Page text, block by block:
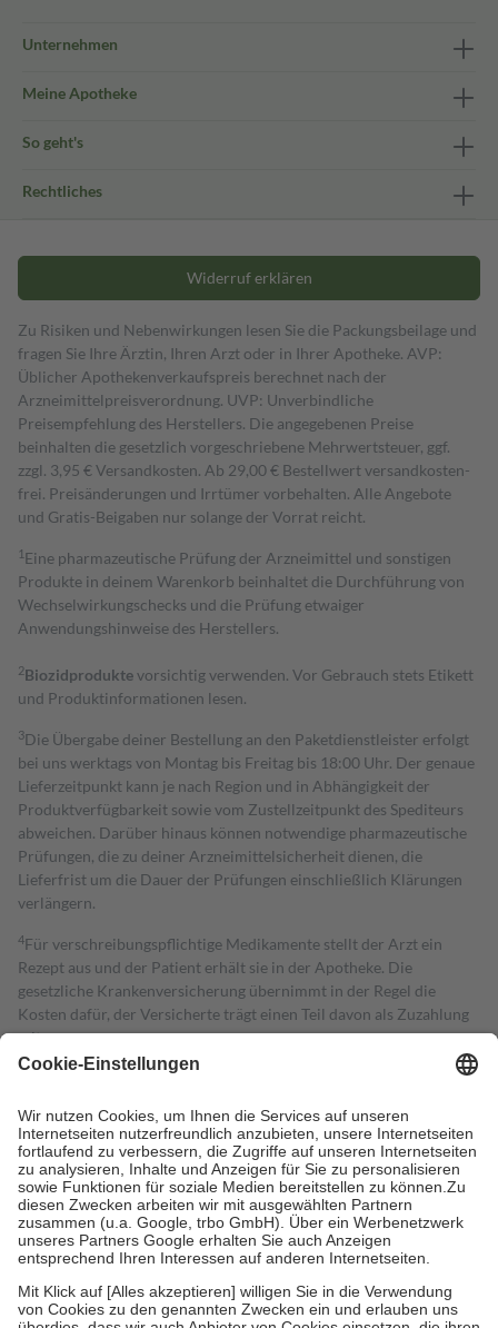
Unternehmen
Meine Apotheke
So geht's
Rechtliches
Widerruf erklären
Zu Risiken und Nebenwirkungen lesen Sie die Packungsbeilage und
fragen Sie Ihre Ärztin, Ihren Arzt oder in Ihrer Apotheke. AVP:
Üblicher Apothekenverkaufspreis berechnet nach der
Arzneimittelpreisverordnung. UVP: Unverbindliche
Preisempfehlung des Herstellers. Die angegebenen Preise
beinhalten die gesetzlich vorgeschriebene Mehrwertsteuer, ggf.
zzgl. 3,95 € Versandkosten. Ab 29,00 € Bestell­wert versand­kosten­
frei. Preisänderungen und Irrtümer vorbehalten. Alle Angebote
und Gratis-Beigaben nur solange der Vorrat reicht.
1 Eine pharmazeutische Prüfung der Arzneimittel und sonstigen
Produkte in deinem Warenkorb beinhaltet die Durchführung von
Wechselwirkungschecks und die Prüfung etwaiger
Anwendungshinweise des Herstellers.
2Biozidproduktevorsichtig verwenden. Vor Gebrauch stets Etikett
und Produktinformationen lesen.
3Die Übergabe deiner Bestellung an den Paketdienstleister erfolgt
bei uns werktags von Montag bis Freitag bis 18:00 Uhr. Der genaue
Lieferzeitpunkt kann je nach Region und in Abhängigkeit der
Produktverfügbarkeit sowie vom Zustellzeitpunkt des Spediteurs
abweichen. Darüber hinaus können notwendige pharmazeutische
Prüfungen, die zu deiner Arzneimittelsicherheit dienen, die
Lieferfrist um die Dauer der Prüfungen einschließlich Klärungen
verlängern.
4Für verschreibungspflichtige Medikamente stellt der Arzt ein
Rezept aus und der Patient erhält sie in der Apotheke. Die
gesetzliche Krankenversicherung übernimmt in der Regel die
Kosten dafür, der Versicherte trägt einen Teil davon als Zuzahlung
mit.
Grundsätzlich leisten Mitglieder Zuzahlungen in Höhe von zehn
höchstens zehn Euro.
Es sind jedoch nie mehr als die tatsächlichen
Kosten der Leistung zu entrichten.
Diese Regeln gelten grundsätzlich auch für Online-Apotheken.
Bei Heilmitteln und häuslicher Krankenpflege beträgt die
Zuzahlung zehn Prozent der Kosten sowie zehn Euro je
Verordnung.
Um das Engagement der Versicherten für ihre eigene Gesundheit zu
stärken und die besondere Stellung der Familie zu unterstützen,
fallenkeine Zuzahlungenan bei:
• Kindern und Jugendlichen bis zum vollendeten 18. Lebensjahr